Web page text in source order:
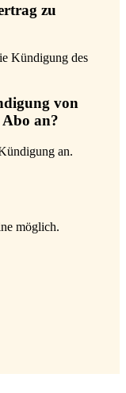
zu
Kündigung des
von
an?
an.
möglich.